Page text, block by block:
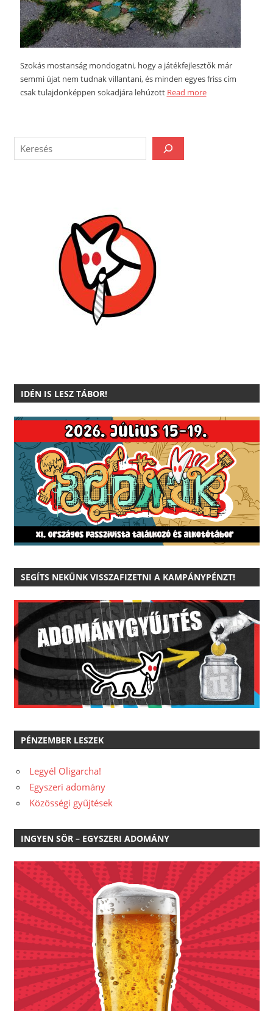
Szokás mostanság mondogatni, hogy a játékfejlesztők már
semmi újat nem tudnak villantani, és minden egyes friss cím
csak tulajdonképpen sokadjára lehúzott Read more
IDÉN IS LESZ TÁBOR!
SEGÍTS NEKÜNK VISSZAFIZETNI A KAMPÁNYPÉNZT!
PÉNZEMBER LESZEK
Legyél Oligarcha!
Egyszeri adomány
Közösségi gyűjtések
INGYEN SÖR – EGYSZERI ADOMÁNY